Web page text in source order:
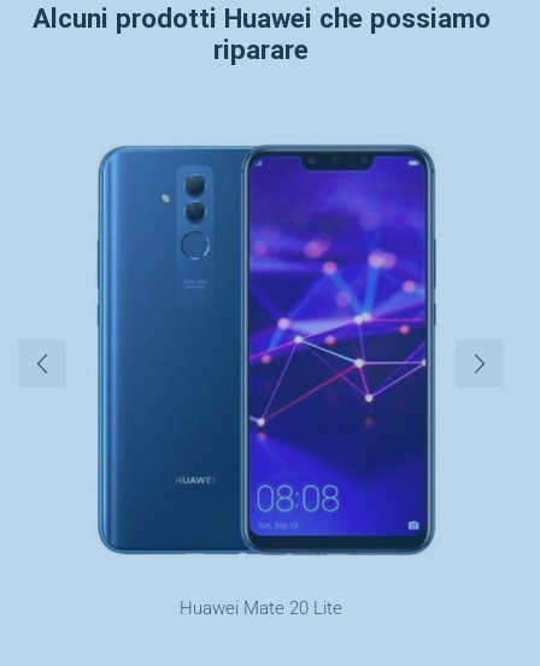
Alcuni prodotti Huawei che possiamo
riparare
Huawei Mate 20 Lite